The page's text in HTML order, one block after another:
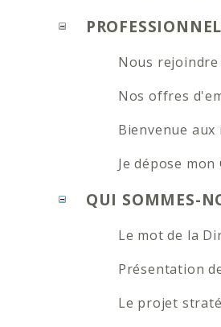
Nous rejoindre
Nos offres
Bienvenue
Je dépose mon
QUI SOMMES-
Le mot de la
Présentation
Le projet